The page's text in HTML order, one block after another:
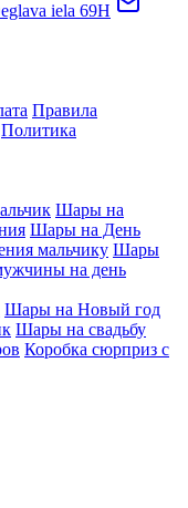
iela 69H
Правила
Политика
Шары на
Шары на День
мальчику Шары
на день
Шары на Новый год
Шары на свадьбу
Коробка сюрприз с